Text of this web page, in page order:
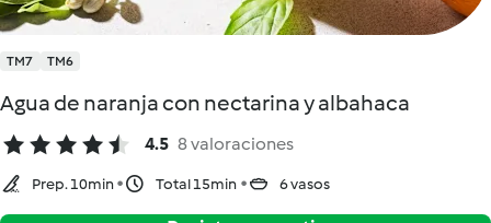
TM7 TM6
Agua de naranja con nectarina y albahaca
4.5 8 valoraciones
Prep. 10min Total 15min 6 vasos